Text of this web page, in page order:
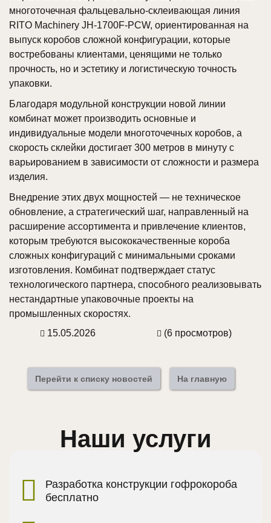
многоточечная фальцевально-склеивающая линия
RITO Machinery JH-1700F-PCW, ориентированная на
выпуск коробов сложной конфигурации, которые
востребованы клиентами, ценящими не только
прочность, но и эстетику и логистическую точность
упаковки.
Благодаря модульной конструкции новой линии
комбинат может производить основные и
индивидуальные модели многоточечных коробов, а
скорость склейки достигает 300 метров в минуту с
варьированием в зависимости от сложности и размера
изделия.
Внедрение этих двух мощностей — не техническое
обновление, а стратегический шаг, направленный на
расширение ассортимента и привлечение клиентов,
которым требуются высококачественные короба
сложных конфигураций с минимальными сроками
изготовления. Комбинат подтверждает статус
технологического партнера, способного реализовывать
нестандартные упаковочные проекты на
промышленных скоростях.
15.05.2026
(6 просмотров)
Перейти к списку новостей На главную
Наши услуги
Разработка конструкции гофрокороба
бесплатно